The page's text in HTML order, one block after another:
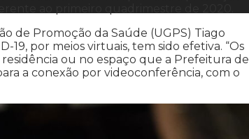
de Promoção da Saúde (UGPS) Tiago
19, por meios virtuais, tem sido efetiva. “Os
ou no espaço que a Prefeitura de
a conexão por videoconferência, com o